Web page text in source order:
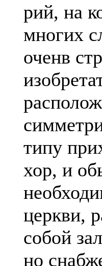
рий, на
многих
оченв
типу
хор, и
церкви,
собой
но